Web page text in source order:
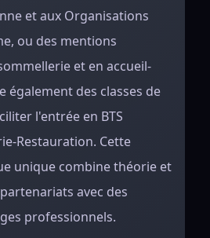
et aux Organisations
ou des mentions
et en accueil-
également des classes de
l'entrée en BTS
Restauration. Cette
unique combine théorie et
avec des
professionnels.